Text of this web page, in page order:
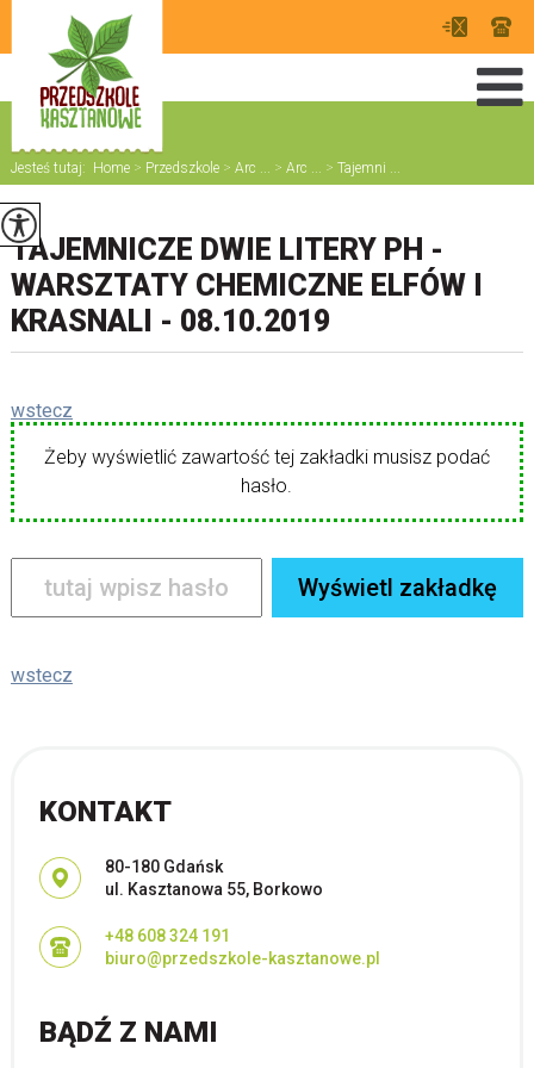
Jesteś tutaj: Home > Przedszkole > Arc ... > Arc ... > Tajemni ...
TAJEMNICZE DWIE LITERY PH -
WARSZTATY CHEMICZNE ELFÓW I
KRASNALI - 08.10.2019
wstecz
Żeby wyświetlić zawartość tej zakładki musisz podać
hasło.
wstecz
KONTAKT
Adres pocztowy:
80-180 Gdańsk
ul. Kasztanowa 55, Borkowo
+48 608 324 191
biuro@przedszkole-kasztanowe.pl
BĄDŹ Z NAMI